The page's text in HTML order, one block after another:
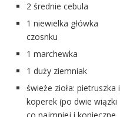
2 średnie cebula
1 niewielka główka
czosnku
1 marchewka
1 duży ziemniak
świeże zioła: pietruszka i
koperek (po dwie wiązki